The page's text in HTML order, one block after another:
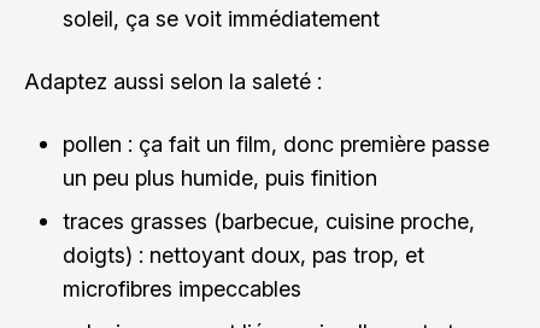
soleil, ça se voit immédiatement
Adaptez aussi selon la saleté :
pollen : ça fait un film, donc première passe
un peu plus humide, puis finition
traces grasses (barbecue, cuisine proche,
doigts) : nettoyant doux, pas trop, et
microfibres impeccables